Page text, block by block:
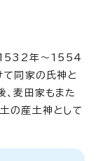
(1532年～1554
て同家の氏神と
、麦田家もまた
の産土神として